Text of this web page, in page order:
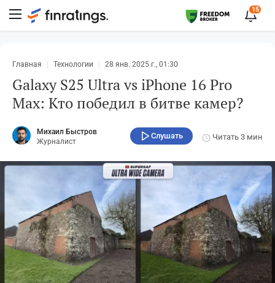
15
Главная Технологии 28 янв. 2025 г., 01:30
Galaxy S25 Ultra vs iPhone 16 Pro
Max: Кто победил в битве камер?
Михаил Быстров
Журналист
Слушать Читать 3 мин